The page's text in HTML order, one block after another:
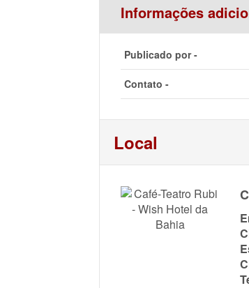
Informações
Publicado por -
Contato -
Local